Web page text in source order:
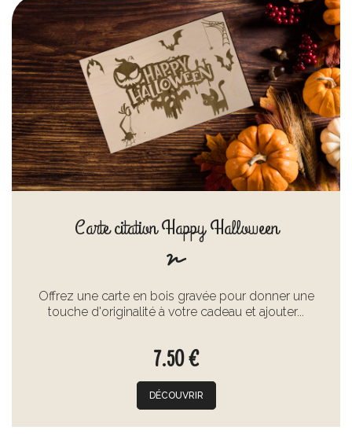
Carte citation Happy Halloween
Offrez une carte en bois gravée pour donner une
touche d'originalité à votre cadeau et ajouter...
7.50 €
DÉCOUVRIR